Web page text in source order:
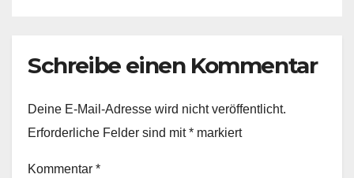
Schreibe einen Kommentar
Deine E-Mail-Adresse wird nicht veröffentlicht.
Erforderliche Felder sind mit* markiert
Kommentar *